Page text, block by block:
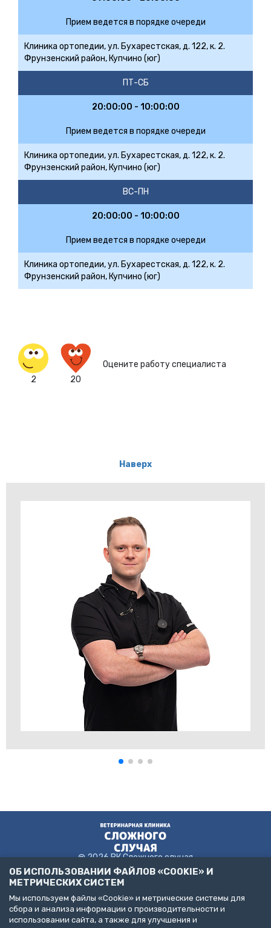
Прием ведется в порядке очереди
Клиника ортопедии, ул. Бухарестская, д. 122, к. 2.
Фрунзенский район, Купчино (юг)
ПТ-СБ
20:00:00 - 10:00:00
Прием ведется в порядке очереди
Клиника ортопедии, ул. Бухарестская, д. 122, к. 2.
Фрунзенский район, Купчино (юг)
ВС-ПН
20:00:00 - 10:00:00
Прием ведется в порядке очереди
Клиника ортопедии, ул. Бухарестская, д. 122, к. 2.
Фрунзенский район, Купчино (юг)
2 20
Оцените работу специалиста
Наверх
@ 2026 ВК Сложного случая
Пользовательское соглашение
Политика конфиденциальности
ОБ ИСПОЛЬЗОВАНИИ ФАЙЛОВ «COOKIE» И
МЕТРИЧЕСКИХ СИСТЕМ
Мы используем файлы «Cookie» и метрические системы для
сбора и анализа информации о производительности и
использовании сайта, а также для улучшения и